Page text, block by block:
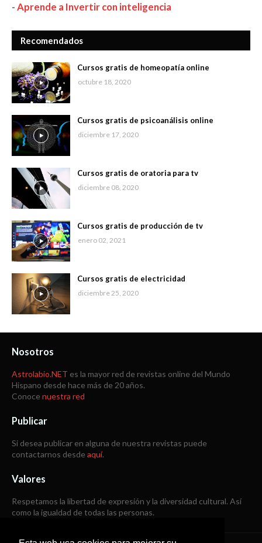
-Aprende a Invertir con inteligencia
Recomendados
Cursos gratis de homeopatía online
octubre 18, 2020
Cursos gratis de psicoanálisis online
diciembre 17, 2020
Cursos gratis de oratoria para tv
diciembre 08, 2020
Cursos gratis de producción de tv
enero 02, 2021
Cursos gratis de electricidad
diciembre 25, 2020
Nosotros
Astrolabio.NET es la mayor red de revistas online del Mundo
Hispano desde hace más de 20 años.
Conoce nuestra red
Publicar
Si desea publicar en alguna de nuestra revistas puede
contactarnos desde aquí.
Valores
Respetamos la libertad de expresión y la diversidad cultural. Así
como la igualdad de todas las personas.